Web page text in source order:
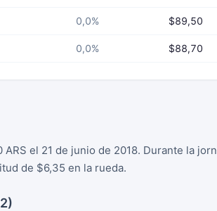
0,0% $89,50
0,0% $88,70
el 21 de junio de 2018. Durante la
de $6,35 en la rueda.